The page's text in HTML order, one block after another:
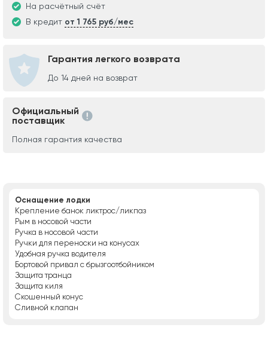
На расчётный счёт
В кредит от 1 765 руб/мес
Гарантия легкого возврата
До 14 дней на возврат
Официальный
поставщик
Полная гарантия качества
Оснащение лодки
Крепление банок ликтрос/ликпаз
Рым в носовой части
Ручка в носовой части
Ручки для переноски на конусах
Удобная ручка водителя
Бортовой привал с брызгоотбойником
Защита транца
Защита киля
Скошенный конус
Сливной клапан